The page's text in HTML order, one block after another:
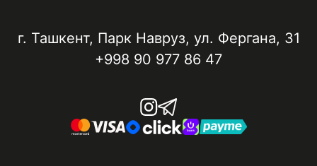
г. Ташкент, ​Парк Навруз​, ул. Фергана, 31
+998 90 977 86 47